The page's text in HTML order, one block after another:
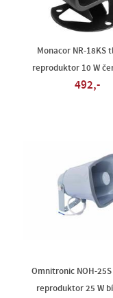
Monacor NR-18KS
reproduktor 10 W
492,-
Omnitronic NOH-
reproduktor 25 W